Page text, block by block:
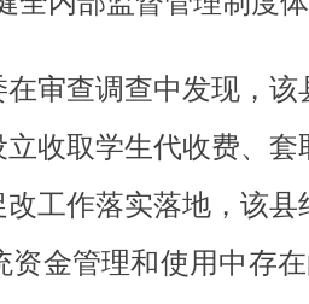
审查调查中发现，
收取学生代收费、
工作落实落地，该县
金管理和使用中存